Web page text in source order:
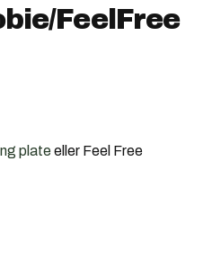
FeelFree
plateeller Feel Free